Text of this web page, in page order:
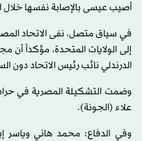
أصيب عيسى بالإصابة نفسها خلال
إلى الولايات المتحدة، مؤكداً
الدرندلي نائب رئيس الاتحاد دون
وضمت التشكيلة المصرية في
علاء (الجونة).
وفي الدفاع: محمد هاني وياسر